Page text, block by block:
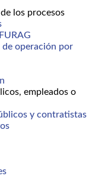
los procesos
de operación por
empleados o
y contratistas